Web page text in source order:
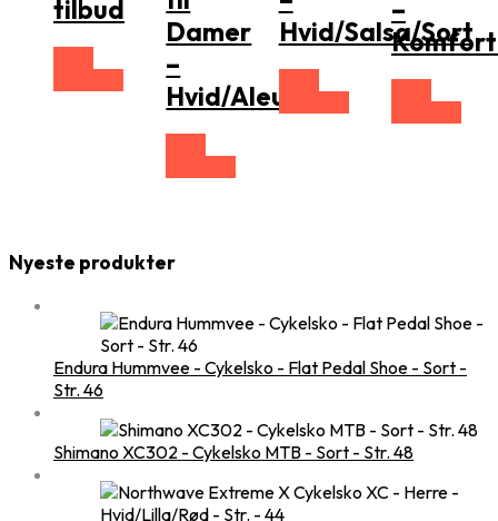
tilbud
Damer
–
Hvid/Aleutian
Hvid/Salsa/Sort
Størrelse
–
Nyeste produkter
Endura Hummvee - Cykelsko - Flat Pedal Shoe - Sort -
Str. 46
Shimano XC302 - Cykelsko MTB - Sort - Str. 48